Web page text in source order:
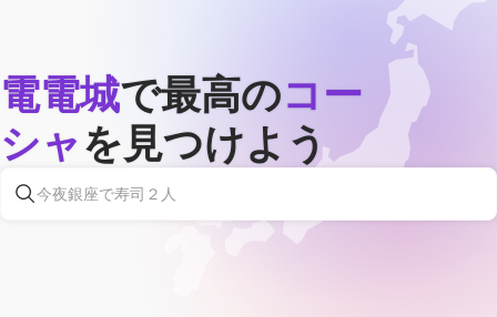
電電城で最高のコー​​
シャを見つけよう